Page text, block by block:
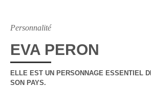
Personnalité
EVA PERON
ELLE EST UN PERSONNAGE ESSENTIEL
SON PAYS.